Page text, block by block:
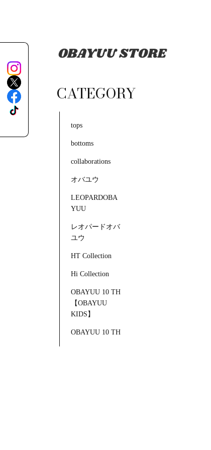
CATEGORY
tops
bottoms
collaborations
オバユウ
LEOPARDOBA
YUU
レオパードオバ
ユウ
HT Collection
Hi Collection
OBAYUU 10 TH
【OBAYUU
KIDS】
OBAYUU 10 TH